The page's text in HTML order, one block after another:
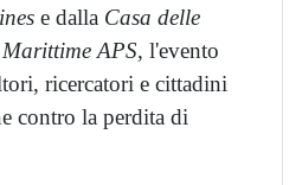
e dalla Casa delle
APS, l'evento
ricercatori e cittadini
contro la perdita di